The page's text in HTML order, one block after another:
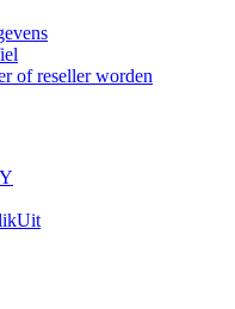
of reseller worden